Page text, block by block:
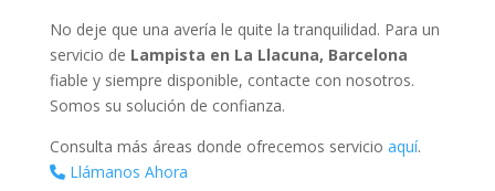
No deje que una avería le quite la tranquilidad. Para un
servicio de Lampista en La Llacuna, Barcelona
fiable y siempre disponible, contacte con nosotros.
Somos su solución de confianza.
Consulta más áreas donde ofrecemos servicio aquí.
Llámanos Ahora